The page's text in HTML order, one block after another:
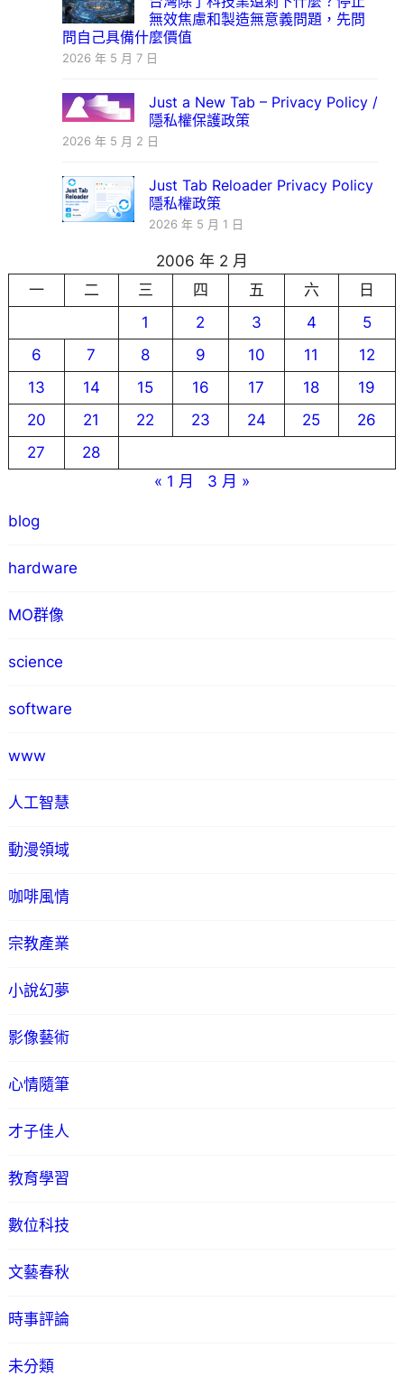
無效焦慮和製造無意義問題，先問
問自己具備什麼價值
2026 年 5 月 7 日
Just a New Tab – Privacy Policy /
隱私權保護政策
2026 年 5 月 2 日
Just Tab Reloader Privacy Policy
隱私權政策
2026 年 5 月 1 日
2006 年 2 月
一
二 三 四 五 六
日
1
2 3 4
5
6
7 8 9 10 11
12
13
14 15 16 17 18
19
20
21 22 23 24 25
26
27
28
« 1 月
3 月 »
blog
hardware
MO群像
science
software
www
人工智慧
動漫領域
咖啡風情
宗教產業
小說幻夢
影像藝術
心情隨筆
才子佳人
教育學習
數位科技
文藝春秋
時事評論
未分類